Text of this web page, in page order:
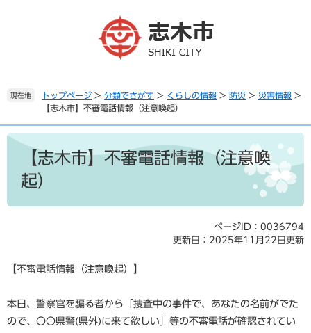
。
て
本
現在地 トップページ > 分類でさがす > くらしの情報 > 防災 > 災害情報 >
【志木市】不審電話情報（注意喚起）
本
【志木市】不審電話情報（注意喚
起）
ページID：0036794
更新日：2025年11月22日更新
【不審電話情報（注意喚起）】
本日、警察官を騙る者から「捜査中の事件で、あなたの名前がでた
ので、〇〇県警(県外)に来て欲しい」等の不審電話が確認されてい